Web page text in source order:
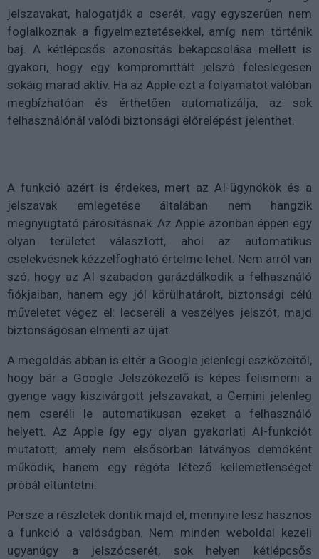
jelszavakat, halogatják a cserét, vagy egyszerűen nem
foglalkoznak a figyelmeztetésekkel, amíg nem történik
baj. A kétlépcsős azonosítás bekapcsolása mellett is
gyakori, hogy egy kompromittált jelszó feleslegesen
sokáig marad aktív. Ha az Apple ezt a folyamatot valóban
megbízhatóan és érthetően automatizálja, az sok
felhasználónál valódi biztonsági előrelépést jelenthet.
A funkció azért is érdekes, mert az AI-ügynökök és a
jelszavak emlegetése általában nem hangzik
megnyugtató párosításnak. Az Apple azonban éppen egy
olyan területet választott, ahol az automatikus
cselekvésnek kézzelfogható értelme lehet. Nem arról van
szó, hogy az AI szabadon garázdálkodik a felhasználó
fiókjaiban, hanem egy jól körülhatárolt, biztonsági célú
műveletet végez el: lecseréli a veszélyes jelszót, majd
biztonságosan elmenti az újat.
A megoldás abban is eltér a Google jelenlegi eszközeitől,
hogy bár a Google Jelszókezelő is képes felismerni a
gyenge vagy kiszivárgott jelszavakat, a Gemini jelenleg
nem cseréli le automatikusan ezeket a felhasználó
helyett. Az Apple így egy olyan gyakorlati AI-funkciót
mutatott, amely nem elsősorban látványos demóként
működik, hanem egy régóta létező kellemetlenséget
próbál eltüntetni.
Persze a részletek döntik majd el, mennyire lesz hasznos
a funkció a valóságban. Nem minden weboldal kezeli
ugyanúgy a jelszócserét, sok helyen kétlépcsős